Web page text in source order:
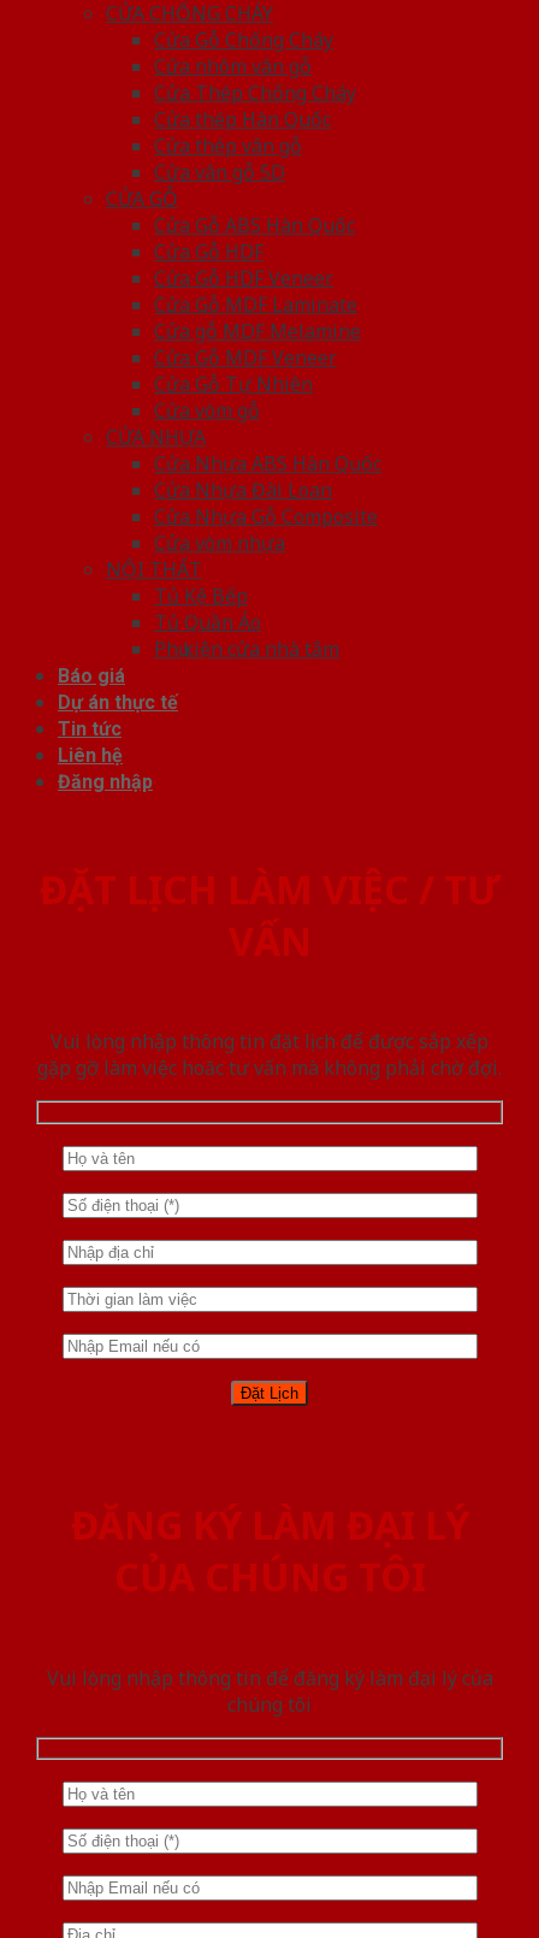
CỬA CHỐNG CHÁY
Cửa Gỗ Chống Cháy
Cửa nhôm vân gỗ
Cửa Thép Chống Cháy
Cửa thép Hàn Quốc
Cửa thép vân gỗ
Cửa vân gỗ 5D
CỬA GỖ
Cửa Gỗ ABS Hàn Quốc
Cửa Gỗ HDF
Cửa Gỗ HDF Veneer
Cửa Gỗ MDF Laminate
Cửa gỗ MDF Melamine
Cửa Gỗ MDF Veneer
Cửa Gỗ Tự Nhiên
Cửa vòm gỗ
CỬA NHỰA
Cửa Nhựa ABS Hàn Quốc
Cửa Nhựa Đài Loan
Cửa Nhựa Gỗ Composite
Cửa vòm nhựa
NỘI THẤT
Tủ Kệ Bếp
Tủ Quần Áo
Phụ kiện cửa nhà tắm
Báo giá
Dự án thực tế
Tin tức
Liên hệ
Đăng nhập
ĐẶT LỊCH LÀM VIỆC / TƯ
VẤN
Vui lòng nhập thông tin đặt lịch để được sắp xếp
gặp gỡ làm việc hoăc tư vấn mà không phải chờ đợi.
ĐĂNG KÝ LÀM ĐẠI LÝ
CỦA CHÚNG TÔI
Vui lòng nhập thông tin để đăng ký làm đại lý của
chúng tôi